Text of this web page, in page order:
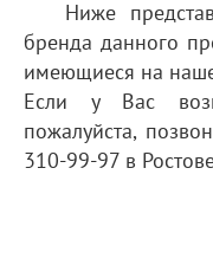
Ниже
бренда данного
имеющиеся на
Если у Вас
пожалуйста,
310-99-97 в